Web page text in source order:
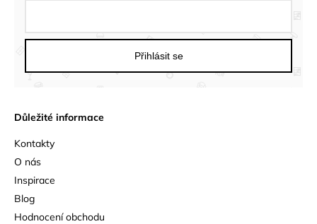
Důležité informace
Kontakty
O nás
Inspirace
Blog
Hodnocení obchodu
Přihlásit se